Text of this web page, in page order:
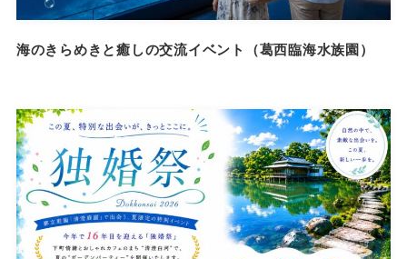
海のきらめきと癒しの交流イベント（葛西臨海水族園）